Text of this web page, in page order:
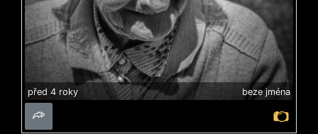
před 4 roky beze jména